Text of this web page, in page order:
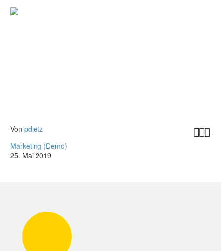

Von pdietz
Marketing (Demo)
25. Mai 2019